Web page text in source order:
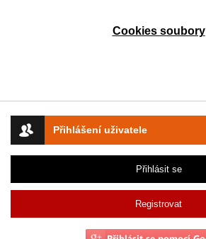
Přihlášení uživatele
Přihlásit se
Registrovat
Cookies soubory